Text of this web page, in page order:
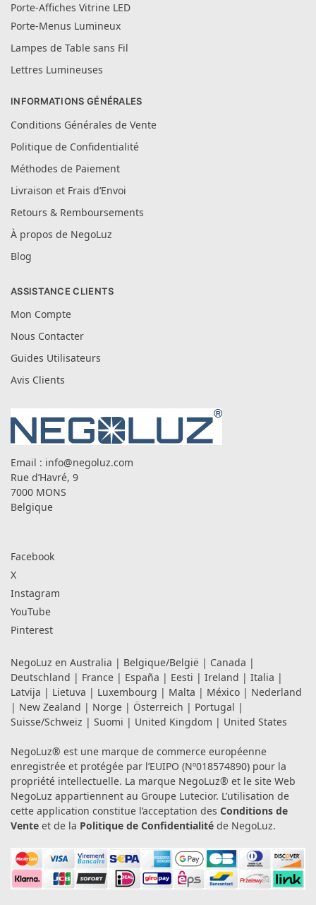
Porte-Affiches Vitrine LED
Porte-Menus Lumineux
Lampes de Table sans Fil
Lettres Lumineuses
INFORMATIONS GÉNÉRALES
Conditions Générales de Vente
Politique de Confidentialité
Méthodes de Paiement
Livraison et Frais d’Envoi
Retours & Remboursements
À propos de NegoLuz
Blog
ASSISTANCE CLIENTS
Mon Compte
Nous Contacter
Guides Utilisateurs
Avis Clients
Email : info@negoluz.com
Rue d’Havré, 9
7000 MONS
Belgique
Facebook
X
Instagram
YouTube
Pinterest
NegoLuz en Australia | Belgique/België | Canada |
Deutschland | France | España | Eesti | Ireland | Italia |
Latvija | Lietuva | Luxembourg | Malta | México | Nederland
| New Zealand | Norge | Österreich | Portugal |
Suisse/Schweiz | Suomi | United Kingdom | United States
NegoLuz® est une marque de commerce européenne
enregistrée et protégée par l’EUIPO (Nº018574890) pour la
propriété intellectuelle. La marque NegoLuz® et le site Web
NegoLuz appartiennent au Groupe Lutecior. L’utilisation de
cette application constitue l’acceptation des Conditions de
Vente et de la Politique de Confidentialité de NegoLuz.